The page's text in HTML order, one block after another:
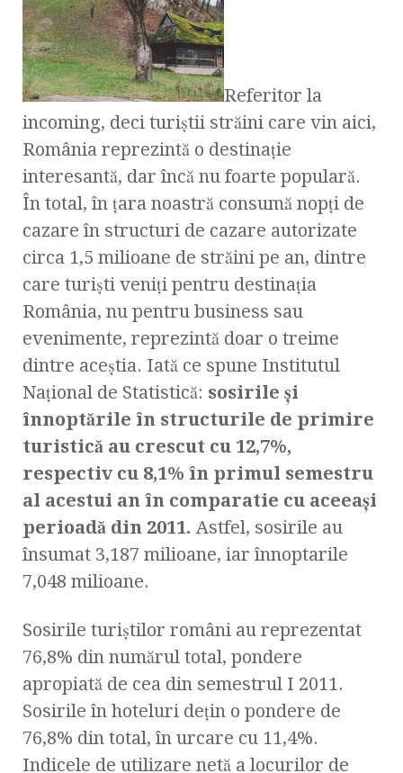
Referitor la
incoming, deci turiştii străini care vin aici,
România reprezintă o destinaţie
interesantă, dar încă nu foarte populară.
În total, în ţara noastră consumă nopţi de
cazare în structuri de cazare autorizate
circa 1,5 milioane de străini pe an, dintre
care turişti veniţi pentru destinaţia
România, nu pentru business sau
evenimente, reprezintă doar o treime
dintre aceştia. Iată ce spune Institutul
Naţional de Statistică: sosirile şi
înnoptările în structurile de primire
turistică au crescut cu 12,7%,
respectiv cu 8,1% în primul semestru
al acestui an în comparatie cu aceeaşi
perioadă din 2011. Astfel, sosirile au
însumat 3,187 milioane, iar înnoptarile
7,048 milioane.
Sosirile turiştilor români au reprezentat
76,8% din numărul total, pondere
apropiată de cea din semestrul I 2011.
Sosirile în hoteluri deţin o pondere de
76,8% din total, în urcare cu 11,4%.
Indicele de utilizare netă a locurilor de